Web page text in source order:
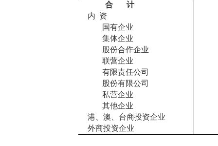
合
计
内 资
国有企业
集体企业
股份合作企业
联营企业
有限责任公司
股份有限公司
私营企业
其他企业
港、澳、台商投资企业
外商投资企业